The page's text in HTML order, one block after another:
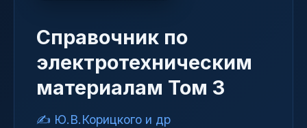
Справочник по
электротехническим
материалам Том 3
✍️ Ю.В.Корицкого и др